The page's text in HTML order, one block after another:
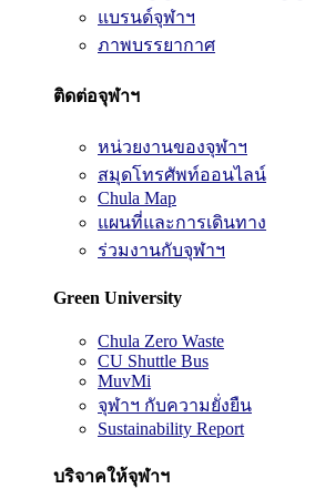
แบรนด์จุฬาฯ
ภาพบรรยากาศ
ติดต่อจุฬาฯ
หน่วยงานของจุฬาฯ
สมุดโทรศัพท์ออนไลน์
Chula Map
แผนที่และการเดินทาง
ร่วมงานกับจุฬาฯ
Green University
Chula Zero Waste
CU Shuttle Bus
MuvMi
จุฬาฯ กับความยั่งยืน
Sustainability Report
บริจาคให้จุฬาฯ